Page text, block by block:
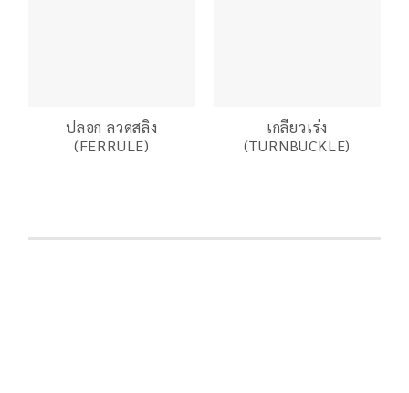
ปลอก ลวดสลิง
(FERRULE)
เกลียวเร่ง
(TURNBUCKLE)